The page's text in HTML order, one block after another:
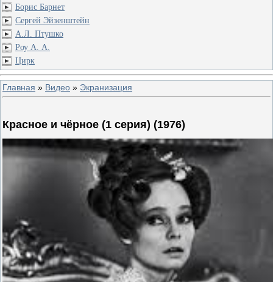
Борис Барнет
Сергей Эйзенштейн
А.Л. Птушко
Роу А. А.
Цирк
Главная » Видео » Экранизация
Красное и чёрное (1 серия) (1976)